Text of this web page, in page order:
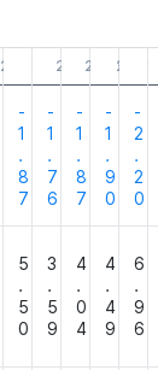
26.03.3125.12.31
25.09.30
25.06.30
-
1
.
8
7
-
1
.
7
6
-
1
.
8
7
-
1
.
9
0
-
2
.
2
0
5
.
5
0
3
.
5
9
4
.
0
4
4
.
4
9
6
.
9
6